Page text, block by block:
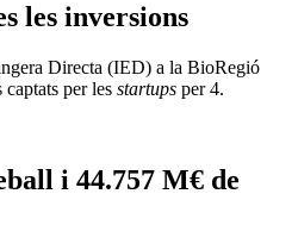
les inversions
Directa (IED) a la BioRegió
per les startups per 4.
i 44.757 M€ de